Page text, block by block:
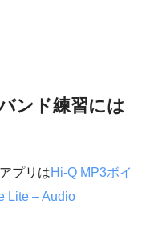
ンド練習には
プリはHi-Q MP3ボイ
Lite – Audio